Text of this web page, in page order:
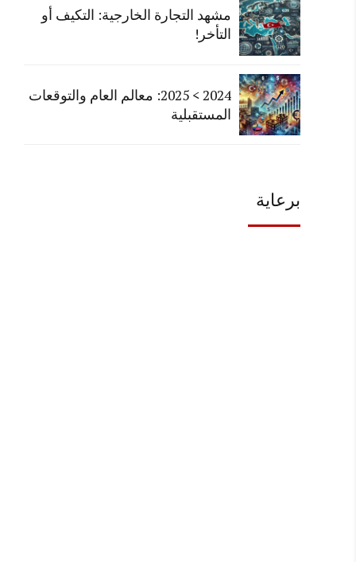
مشهد التجارة الخارجية: التكيف أو
التأخر!
2024 > 2025: معالم العام والتوقعات
المستقبلية
برعاية